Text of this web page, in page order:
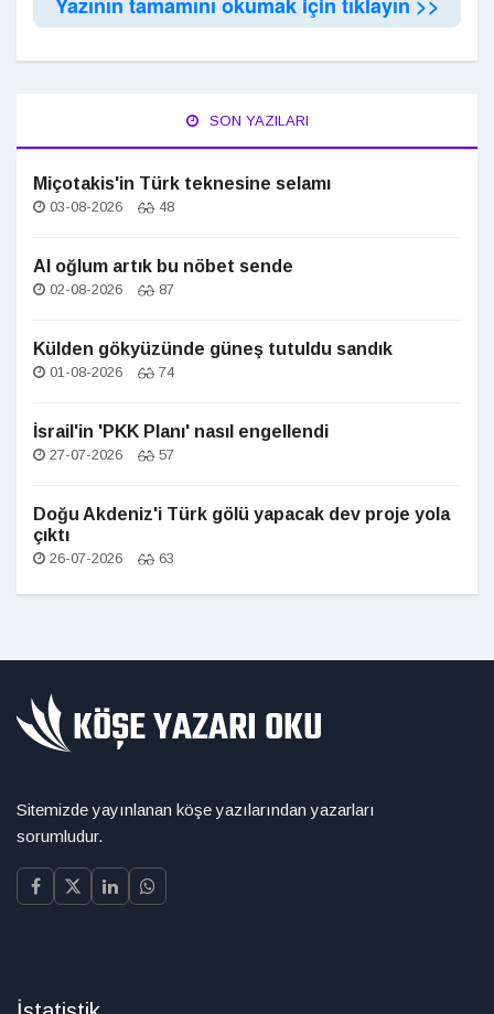
SON YAZILARI
Miçotakis'in Türk teknesine selamı
03-08-2026 48
Al oğlum artık bu nöbet sende
02-08-2026 87
Külden gökyüzünde güneş tutuldu sandık
01-08-2026 74
İsrail'in 'PKK Planı' nasıl engellendi
27-07-2026 57
Doğu Akdeniz'i Türk gölü yapacak dev proje yola
çıktı
26-07-2026 63
Sitemizde yayınlanan köşe yazılarından yazarları
sorumludur.